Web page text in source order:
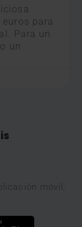
para
Para un
un
móvil,